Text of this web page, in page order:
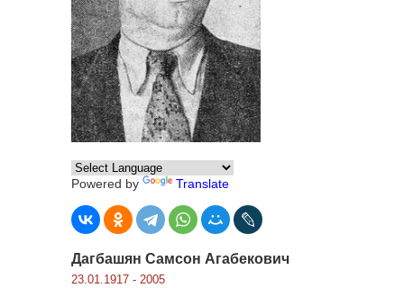
Powered by Translate
Дагбашян Самсон Агабекович
23.01.1917 - 2005